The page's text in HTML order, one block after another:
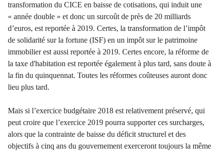
transformation du CICE en baisse de cotisations, qui induit une
« année double » et donc un surcoût de près de 20 milliards
d’euros, est reportée à 2019. Certes, la transformation de l’impôt
de solidarité sur la fortune (ISF) en un impôt sur le patrimoine
immobilier est aussi reportée à 2019. Certes encore, la réforme de
la taxe d'habitation est reportée également à plus tard, sans doute à
la fin du quinquennat. Toutes les réformes coûteuses auront donc
lieu plus tard.
Mais si l’exercice budgétaire 2018 est relativement préservé, qui
peut croire que l’exercice 2019 pourra supporter ces surcharges,
alors que la contrainte de baisse du déficit structurel et des
objectifs à cinq ans du gouvernement exerceront toujours la même